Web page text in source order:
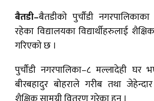
बैतडी–बैतडीको पुर्चौंडी नगरपालिकाका
रहेका विद्यालयका विद्यार्थीहरुलाई
गरिएको छ ।
पुर्चौंडी नगरपालिका–८ मल्लादेही घर
बीरबहादुर बोहराले गरीब तथा जेहेन्दार